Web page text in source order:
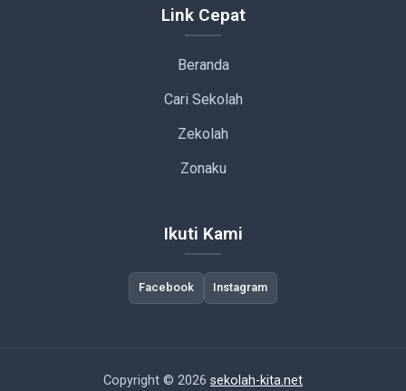
Link Cepat
Beranda
Cari Sekolah
Zekolah
Zonaku
Ikuti Kami
Facebook Instagram
Copyright © 2026 sekolah-kita.net